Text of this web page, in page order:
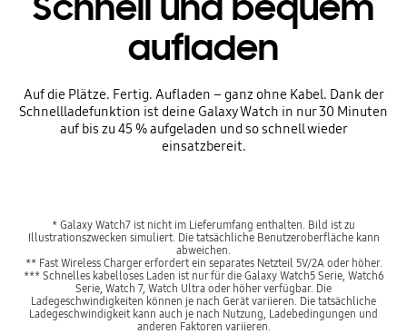
aufladen
Auf die Plätze. Fertig. Aufladen – ganz ohne Kabel. Dank der
Schnellladefunktion ist deine Galaxy Watch in nur 30 Minuten
auf bis zu 45 % aufgeladen und so schnell wieder
einsatzbereit.
* Galaxy Watch7 ist nicht im Lieferumfang enthalten. Bild ist zu
Illustrationszwecken simuliert. Die tatsächliche Benutzeroberfläche kann
abweichen.
** Fast Wireless Charger erfordert ein separates Netzteil 5V/2A oder höher.
*** Schnelles kabelloses Laden ist nur für die Galaxy Watch5 Serie, Watch6
Serie, Watch 7, Watch Ultra oder höher verfügbar. Die
Ladegeschwindigkeiten können je nach Gerät variieren. Die tatsächliche
Ladegeschwindigkeit kann auch je nach Nutzung, Ladebedingungen und
anderen Faktoren variieren.